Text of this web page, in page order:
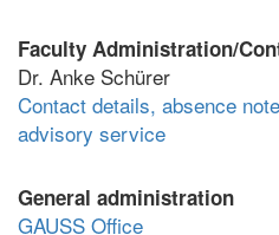
Faculty Administration/
Dr. Anke Schürer
Contact details, absence
advisory service
General administration
GAUSS Office